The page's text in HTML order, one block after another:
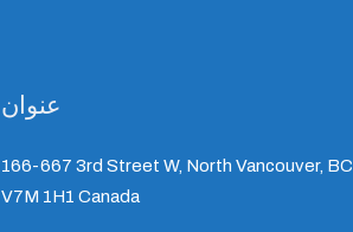
عنوان
166-667 3rd Street W, North Vancouver, BC,
V7M 1H1 Canada